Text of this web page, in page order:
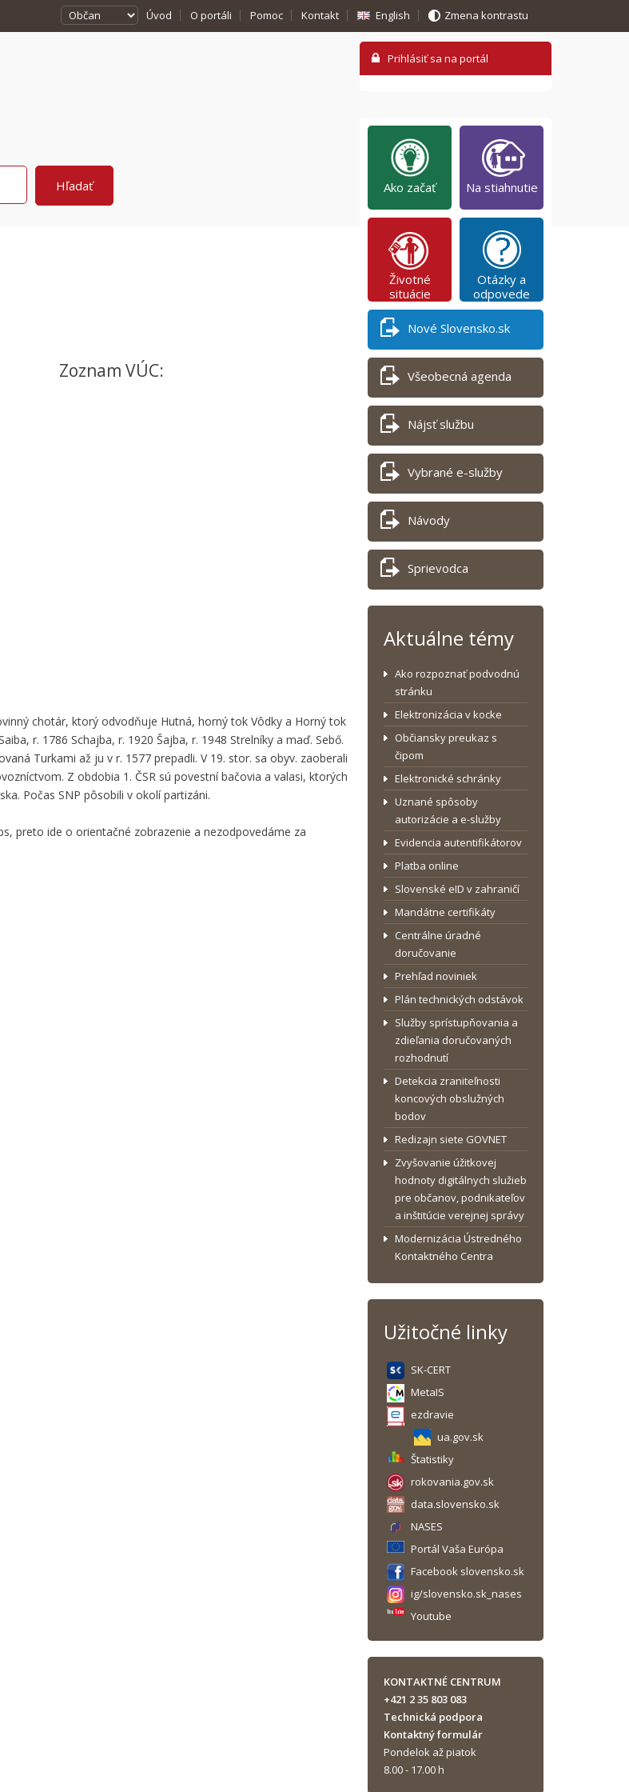
Úvod O portáli Pomoc Kontakt English Zmena kontrastu
Zoznam VÚC:
chotár, ktorý odvodňuje Hutná, horný tok Vôdky a Horný tok
r. 1786 Schajba, r. 1920 Šajba, r. 1948 Strelníky a maď. Sebő.
Turkami až ju v r. 1577 prepadli. V 19. stor. sa obyv. zaoberali
Z obdobia 1. ČSR sú povestní bačovia a valasi, ktorých
Počas SNP pôsobili v okolí partizáni.
preto ide o orientačné zobrazenie a nezodpovedáme za
Ako začať Na stiahnutie
Životné
situácie
Otázky a
odpovede
Nové Slovensko.sk
Všeobecná agenda
Nájsť službu
Vybrané e-služby
Návody
Sprievodca
Aktuálne témy
Ako rozpoznať podvodnú
stránku
Elektronizácia v kocke
Občiansky preukaz s
čipom
Elektronické schránky
Uznané spôsoby
autorizácie a e-služby
Evidencia autentifikátorov
Platba online
Slovenské eID v zahraničí
Mandátne certifikáty
Centrálne úradné
doručovanie
Prehľad noviniek
Plán technických odstávok
Služby sprístupňovania a
zdieľania doručovaných
rozhodnutí
Detekcia zraniteľnosti
koncových obslužných
bodov
Redizajn siete GOVNET
Zvyšovanie úžitkovej
hodnoty digitálnych služieb
pre občanov, podnikateľov
a inštitúcie verejnej správy
Modernizácia Ústredného
Kontaktného Centra
Užitočné linky
SK-CERT
MetaIS
ezdravie
ua.gov.sk
Štatistiky
rokovania.gov.sk
data.slovensko.sk
NASES
Portál Vaša Európa
Facebook slovensko.sk
ig/slovensko.sk_nases
Youtube
KONTAKTNÉ CENTRUM
+421 2 35 803 083
Technická podpora
Kontaktný formulár
Pondelok až piatok
8.00 - 17.00 h